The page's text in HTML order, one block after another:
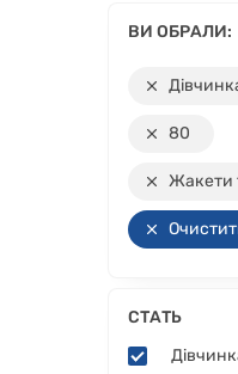
ВИ ОБРАЛИ:
80
Жакети
СТАТЬ